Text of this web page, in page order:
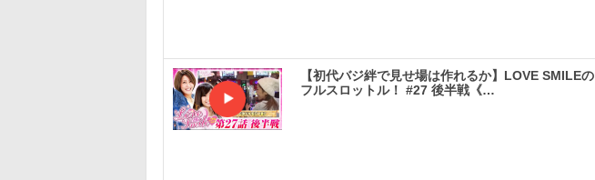
【初代バジ絆で見せ場は作れるか】LOVE SMILEの
フルスロットル！ #27 後半戦《…